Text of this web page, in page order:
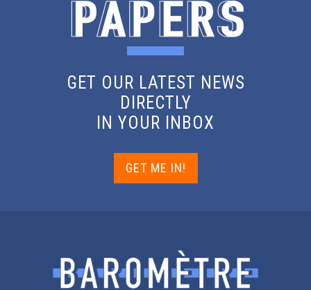
GET OUR LATEST NEWS
DIRECTLY
IN YOUR INBOX
GET ME IN!